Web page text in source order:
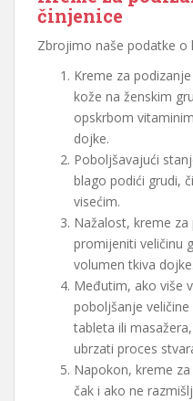
činjenice
Zbrojimo naše podatke o
Kreme za
kože na ženskim
opskrbom
dojke.
Poboljšavajući
blago podići grudi,
visećim.
Nažalost, kreme
promijeniti veličinu
volumen tkiva dojke.
Međutim, ako više
poboljšanje
tableta ili
ubrzati proces
Napokon, kreme
čak i ako ne